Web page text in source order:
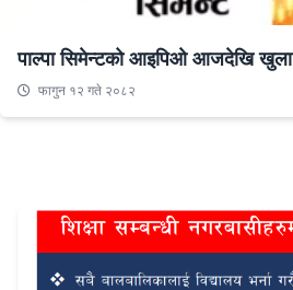
पाल्पा सिमेन्टको आइपिओ आजदेखि खुला
फागुन १२ गते २०८२